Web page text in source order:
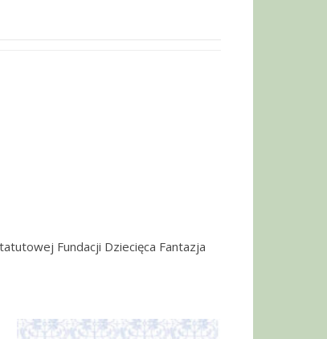
Fundacji Dziecięca Fantazja